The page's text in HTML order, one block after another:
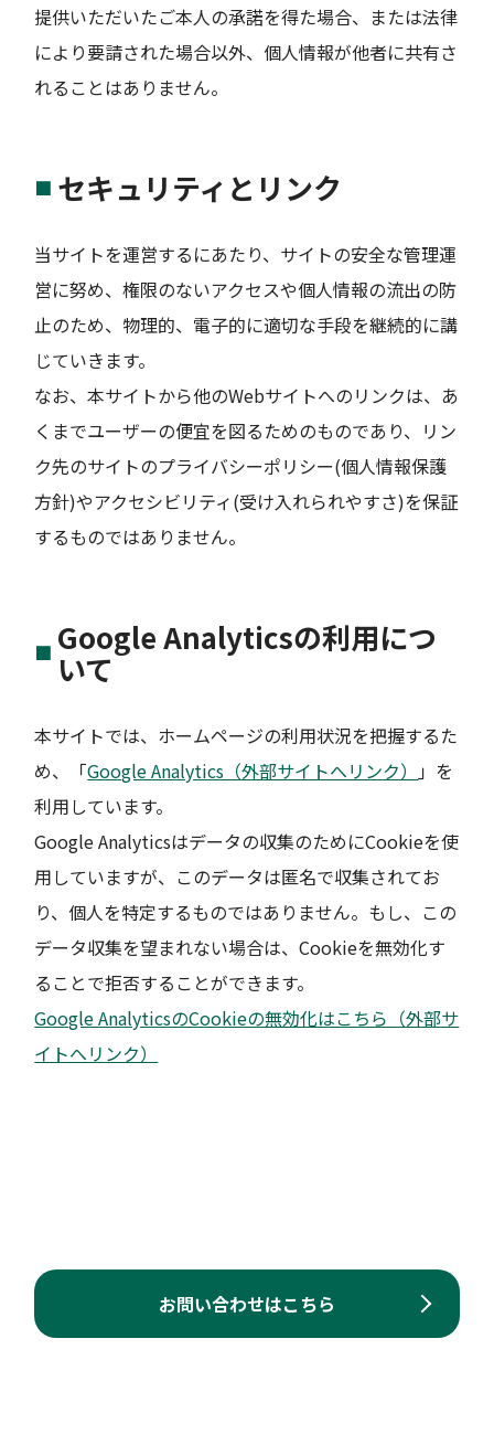
提供いただいたご本人の承諾を得た場合、または法律
により要請された場合以外、個人情報が他者に共有さ
れることはありません。
セキュリティとリンク
当サイトを運営するにあたり、サイトの安全な管理運
営に努め、権限のないアクセスや個人情報の流出の防
止のため、物理的、電子的に適切な手段を継続的に講
じていきます。
なお、本サイトから他のWebサイトへのリンクは、あ
くまでユーザーの便宜を図るためのものであり、リン
ク先のサイトのプライバシーポリシー(個人情報保護
方針)やアクセシビリティ(受け入れられやすさ)を保証
するものではありません。
Google Analyticsの利用につ
いて
本サイトでは、ホームページの利用状況を把握するた
め、「Google Analytics（外部サイトへリンク） 」を
利用しています。
Google Analyticsはデータの収集のためにCookieを使
用していますが、このデータは匿名で収集されてお
り、個人を特定するものではありません。もし、この
データ収集を望まれない場合は、Cookieを無効化す
ることで拒否することができます。
Google AnalyticsのCookieの無効化はこちら（外部サ
イトへリンク）
お問い合わせはこちら